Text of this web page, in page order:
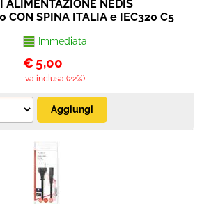
ALIMENTAZIONE NEDIS
CON SPINA ITALIA e IEC320 C5
Immediata
€ 5,00
Iva inclusa (22%)